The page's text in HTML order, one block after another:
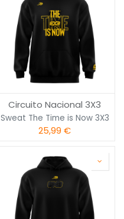
Circuito Nacional 3X3
Sweat The Time is Now 3X3
25,99 €